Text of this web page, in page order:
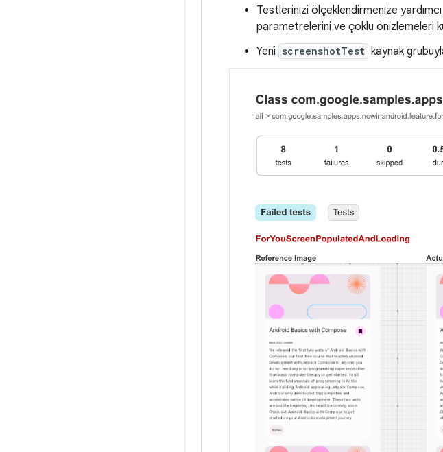
Testlerinizi ölçeklendirmenize yardımcı
parametrelerini ve çoklu önizlemeleri
Yeni screenshotTest kaynak